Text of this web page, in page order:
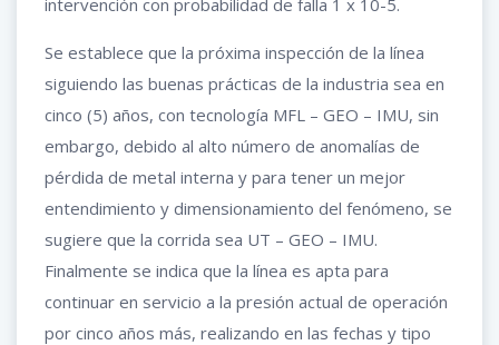
Se establece que la próxima inspección de la línea
siguiendo las buenas prácticas de la industria sea en
cinco (5) años, con tecnología MFL – GEO – IMU, sin
embargo, debido al alto número de anomalías de
pérdida de metal interna y para tener un mejor
entendimiento y dimensionamiento del fenómeno, se
sugiere que la corrida sea UT – GEO – IMU.
Finalmente se indica que la línea es apta para
continuar en servicio a la presión actual de operación
por cinco años más, realizando en las fechas y tipo